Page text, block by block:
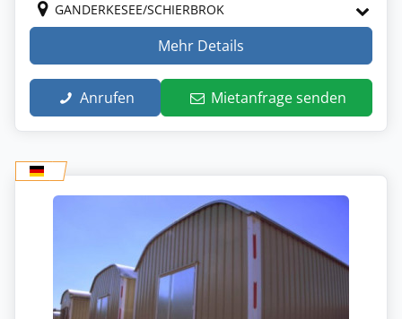
GANDERKESEE/SCHIERBROK
Mehr Details
Anrufen Mietanfrage senden